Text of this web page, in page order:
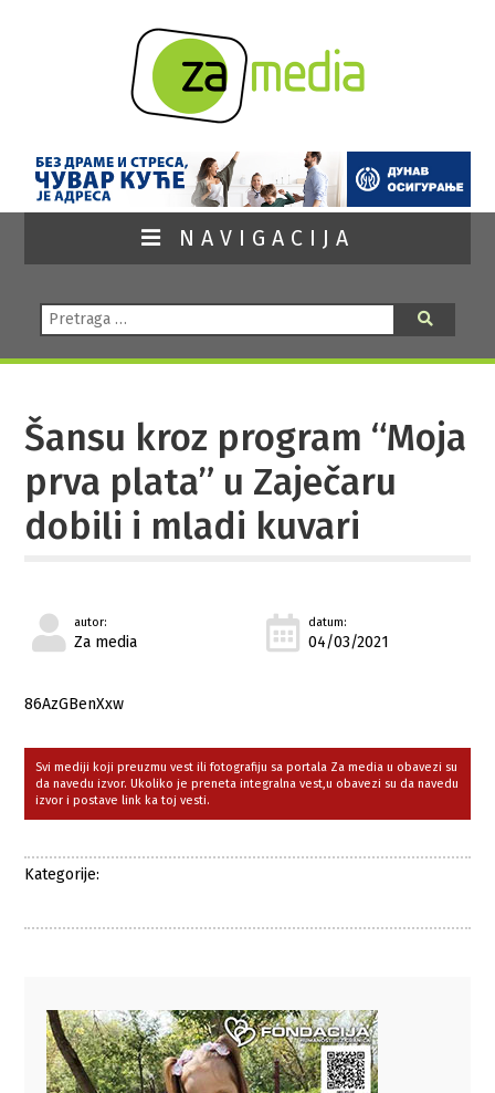
NAVIGACIJA
Pretraga:
Šansu kroz program “Moja
prva plata” u Zaječaru
dobili i mladi kuvari
autor:
Za media
datum:
04/03/2021
86AzGBenXxw
Svi mediji koji preuzmu vest ili fotografiju sa portala Za media u obavezi su
da navedu izvor. Ukoliko je preneta integralna vest,u obavezi su da navedu
izvor i postave link ka toj vesti.
Kategorije: